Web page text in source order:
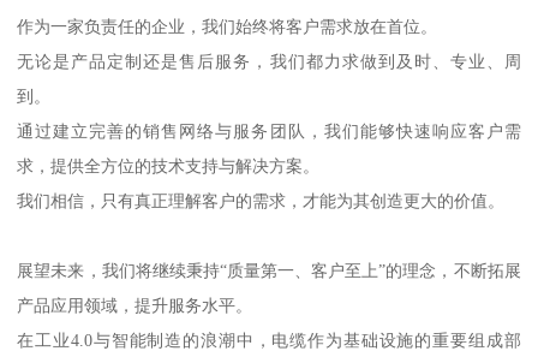
作为一家负责任的企业，我们始终将客户需求放在首位。
无论是产品定制还是售后服务，我们都力求做到及时、专业、周
到。
通过建立完善的销售网络与服务团队，我们能够快速响应客户需
求，提供全方位的技术支持与解决方案。
我们相信，只有真正理解客户的需求，才能为其创造更大的价值。
展望未来，我们将继续秉持“质量第一、客户至上”的理念，不断拓展
产品应用领域，提升服务水平。
在工业4.0与智能制造的浪潮中，电缆作为基础设施的重要组成部